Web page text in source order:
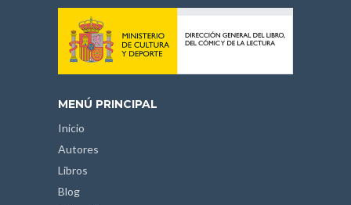
MENÚ PRINCIPAL
Inicio
Autores
Libros
Blog